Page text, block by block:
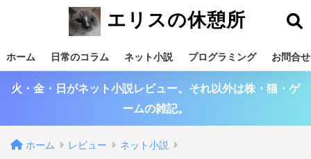
エリスの休憩所
ホーム 日常のコラム ネット小説 プログラミング お問合せ
火・金・日がネット小説レビュー。それ以外は株・猫・ゲ
ームの雑記。
ホーム レビュー ネット小説